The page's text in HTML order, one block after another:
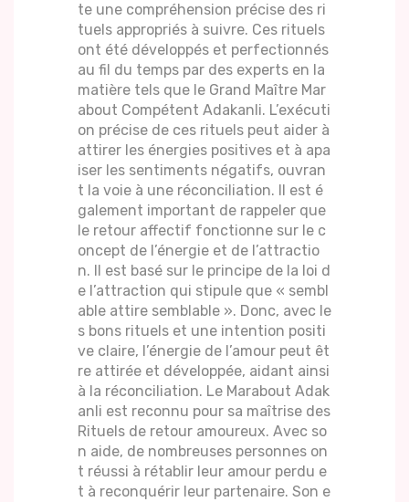
te une compréhension précise des ri
tuels appropriés à suivre. Ces rituels
ont été développés et perfectionnés
au fil du temps par des experts en la
matière tels que le Grand Maître Mar
about Compétent Adakanli. L’exécuti
on précise de ces rituels peut aider à
attirer les énergies positives et à apa
iser les sentiments négatifs, ouvran
t la voie à une réconciliation. Il est é
galement important de rappeler que
le retour affectif fonctionne sur le c
oncept de l’énergie et de l’attractio
n. Il est basé sur le principe de la loi d
e l’attraction qui stipule que « sembl
able attire semblable ». Donc, avec le
s bons rituels et une intention positi
ve claire, l’énergie de l’amour peut êt
re attirée et développée, aidant ainsi
à la réconciliation. Le Marabout Adak
anli est reconnu pour sa maîtrise des
Rituels de retour amoureux. Avec so
n aide, de nombreuses personnes on
t réussi à rétablir leur amour perdu e
t à reconquérir leur partenaire. Son e